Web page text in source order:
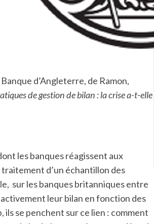
d’Angleterre, de Ramon,
de gestion de bilan : la crise a-t-elle
les banques réagissent aux
d’un échantillon des
sur les banques britanniques entre
leur bilan en fonction des
se penchent sur ce lien : comment